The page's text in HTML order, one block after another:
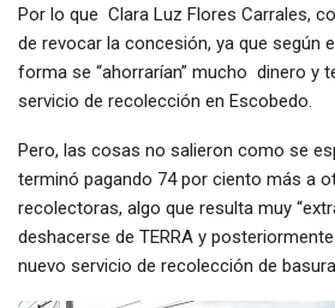
Por lo que Clara Luz Flores Carrales,
de revocar la concesión, ya que según
forma se “ahorrarían” mucho dinero y
servicio de recolección en Escobedo.
Pero, las cosas no salieron como se
terminó pagando 74 por ciento más a
recolectoras, algo que resulta muy
deshacerse de TERRA y
nuevo servicio de recolección de